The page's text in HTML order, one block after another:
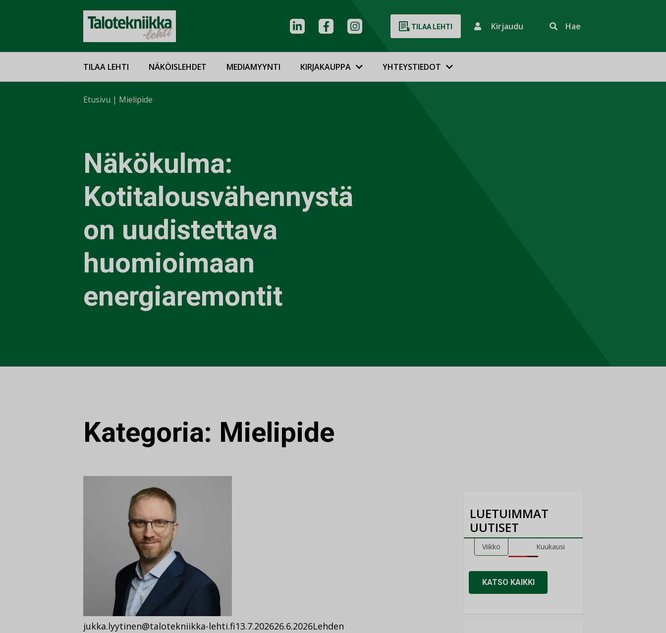
TILAA LEHTI Kirjaudu Hae
TILAA LEHTI NÄKÖISLEHDET MEDIAMYYNTI KIRJAKAUPPA YHTEYSTIEDOT
Etusivu | Mielipide
Näkökulma:
Kotitalousvähennystä
on uudistettava
huomioimaan
energiaremontit
Kategoria: Mielipide
jukka.lyytinen@talotekniikka-lehti.fi13.7.202626.6.2026Lehden
LUETUIMMAT
UUTISET
Viikko Kuukausi
KATSO KAIKKI